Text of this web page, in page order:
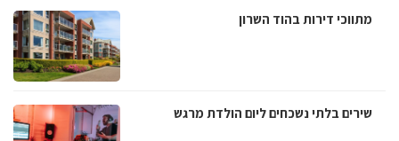
מתווכי דירות בהוד השרון
שירים בלתי נשכחים ליום הולדת מרגש